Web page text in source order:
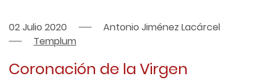
02 Julio 2020
Antonio Jiménez Lacárcel
Templum
Coronación de la Virgen